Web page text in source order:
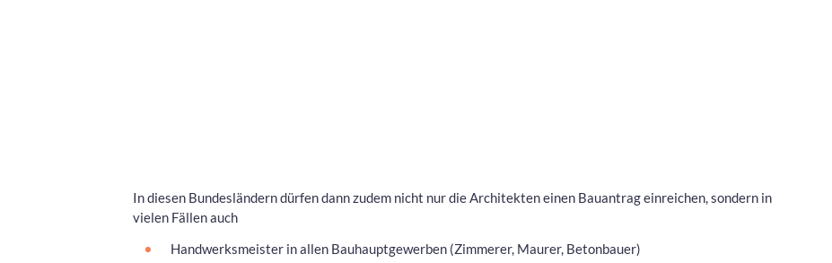
In diesen Bundesländern dürfen dann zudem nicht nur die Architekten einen Bauantrag einreichen, sondern in
vielen Fällen auch
Handwerksmeister in allen Bauhauptgewerben (Zimmerer, Maurer, Betonbauer)